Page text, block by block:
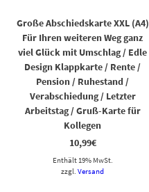
Große Abschiedskarte XXL (A4)
Für Ihren weiteren Weg ganz
viel Glück mit Umschlag / Edle
Design Klappkarte / Rente /
Pension / Ruhestand /
Verabschiedung / Letzter
Arbeitstag / Gruß-Karte für
Kollegen
10,99€
Enthält 19% MwSt.
zzgl.Versand